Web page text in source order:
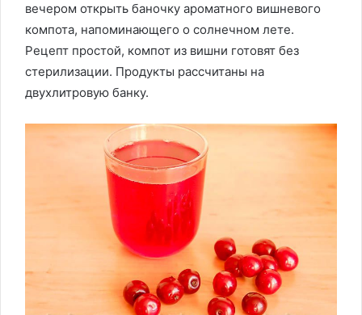
вечером открыть баночку ароматного вишневого
компота, напоминающего о солнечном лете.
Рецепт простой, компот из вишни готовят без
стерилизации. Продукты рассчитаны на
двухлитровую банку.